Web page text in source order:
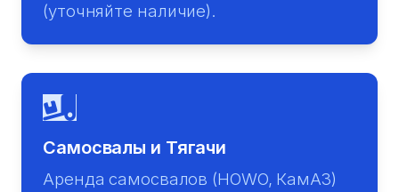
(уточняйте наличие).
Самосвалы и Тягачи
Аренда самосвалов (HOWO, КамАЗ)